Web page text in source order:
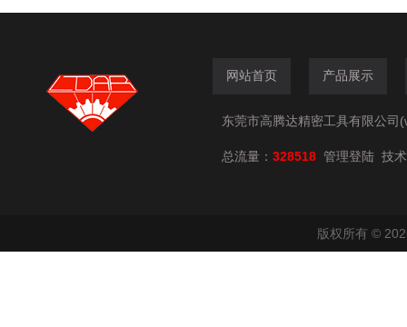
网站首页 产品展示
东莞市高腾达精密工具有限公司
总流量： 328518 管理登陆 技
版权所有 ©